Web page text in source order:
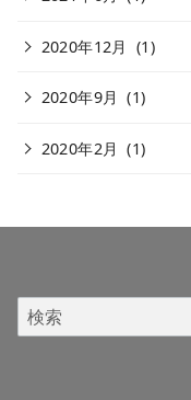
2020年12月 (1)
2020年9月 (1)
2020年2月 (1)